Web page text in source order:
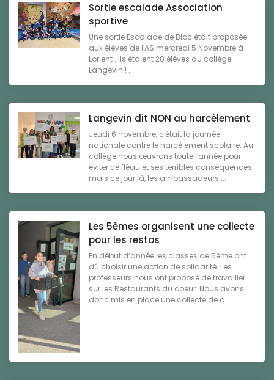
Sortie escalade Association
sportive
Une sortie Escalade de Bloc était proposée
aux élèves de l'AS mercredi 5 Novembre à
Lorient . Ils étaient 28 élèves du collège
Langevin ! ...
Langevin dit NON au harcèlement
Jeudi 6 novembre, c'était la journée
nationale contre le harcèlement scolaire. Au
collège nous œuvrons toute l'année pour
éviter ce fléau et ses terribles conséquences
mais ce jour là, les ambassadeurs ...
Les 5èmes organisent une collecte
pour les restos
En début d’année les classes de 5ème ont
dû choisir une action de solidarité. Les
professeurs nous ont proposé de travailler
sur les Restaurants du coeur. Nous avons
donc mis en place une collecte de d ...